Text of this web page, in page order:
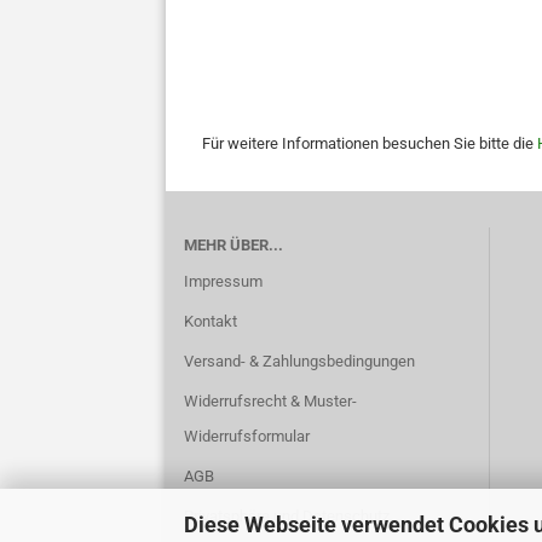
Diese Webseite verwendet Cookies
Für weitere Informationen besuchen Sie bitte die
MEHR ÜBER...
Impressum
Kontakt
Versand- & Zahlungsbedingungen
Widerrufsrecht & Muster-
Widerrufsformular
AGB
Privatsphäre und Datenschutz